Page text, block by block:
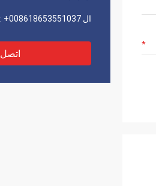
ال WhatsApp : +008618653551037
اتصل